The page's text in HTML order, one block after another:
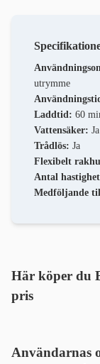
utrymme
Laddtid: 60
Vattensäker: Ja
Trådlös: Ja
Flexibelt
Antal
Medföljande
Här köper du
pris
Användarnas